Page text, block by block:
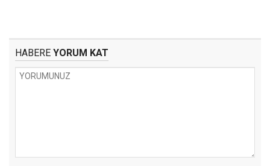
HABERE YORUM KAT